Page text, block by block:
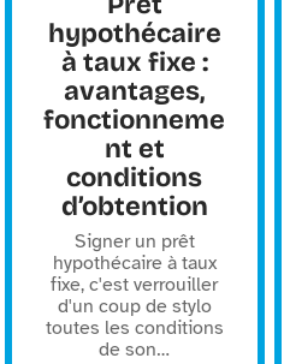
hypothécaire
à taux fixe :
avantages,
fonctionneme
nt et
conditions
d’obtention
Signer un prêt
hypothécaire à taux
fixe, c'est verrouiller
d'un coup de stylo
toutes les conditions
de son…